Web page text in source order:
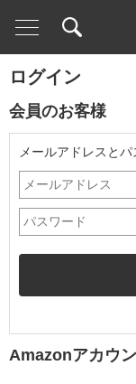
ログイン
会員のお客様
メールアドレスと
Amazonアカウ